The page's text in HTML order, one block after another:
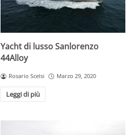
Yacht di lusso Sanlorenzo
44Alloy
Rosario Scelsi Marzo 29, 2020
Leggi di più